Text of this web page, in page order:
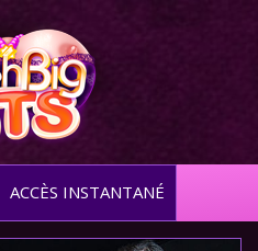
ACCÈS INSTANTANÉ